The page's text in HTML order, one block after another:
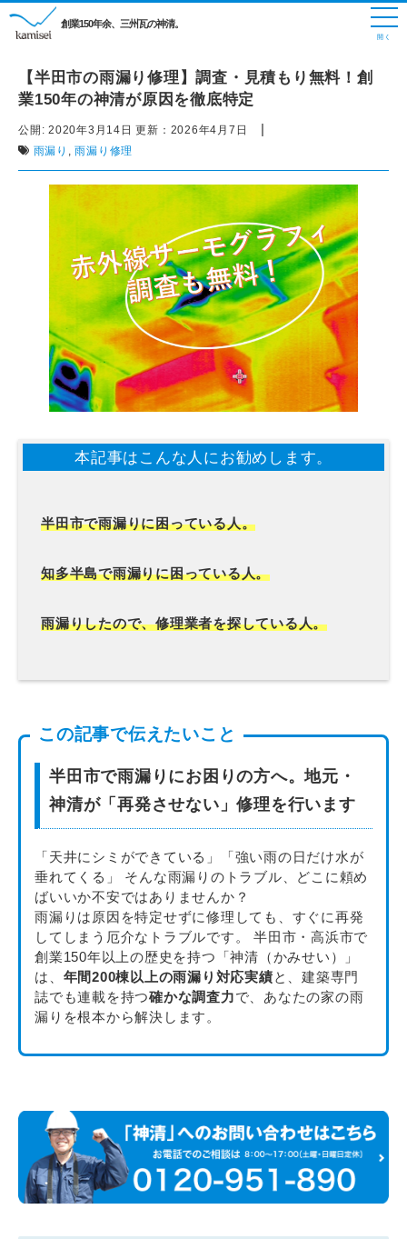
創業150年余、三州瓦の神清。
【半田市の雨漏り修理】調査・見積もり無料！創
業150年の神清が原因を徹底特定
公開: 2020年3月14日 更新： 2026年4月7日 |
雨漏り ,雨漏り修理
本記事はこんな人にお勧めします。
半田市で雨漏りに困っている人。
知多半島で雨漏りに困っている人。
雨漏りしたので、修理業者を探している人。
この記事で伝えたいこと
半田市で雨漏りにお困りの方へ。地元・
神清が「再発させない」修理を行います
「天井にシミができている」「強い雨の日だけ水が
垂れてくる」 そんな雨漏りのトラブル、どこに頼め
ばいいか不安ではありませんか？
雨漏りは原因を特定せずに修理しても、すぐに再発
してしまう厄介なトラブルです。 半田市・高浜市で
創業150年以上の歴史を持つ「神清（かみせい）」
は、 年間200棟以上の雨漏り対応実績と、建築専門
誌でも連載を持つ確かな調査力で、あなたの家の雨
漏りを根本から解決します。